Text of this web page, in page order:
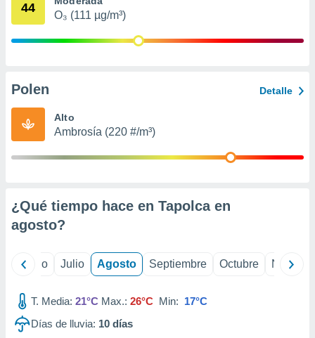
publicidad
de
1199
44
O₃ (111 µg/m³)
Polen Detalle
Alto
Ambrosía (220 #/m³)
¿Qué tiempo hace en Tapolca en
agosto?
Junio Julio Agosto Septiembre Octubre
T. Media: 21°C Max.: 26°C Min: 17°C
Días de lluvia: 10 días